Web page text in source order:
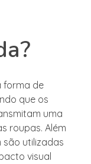
forma de
que os
uma
roupas. Além
utilizadas
visual